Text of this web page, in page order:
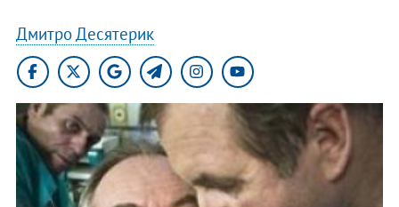
Дмитро Десятерик